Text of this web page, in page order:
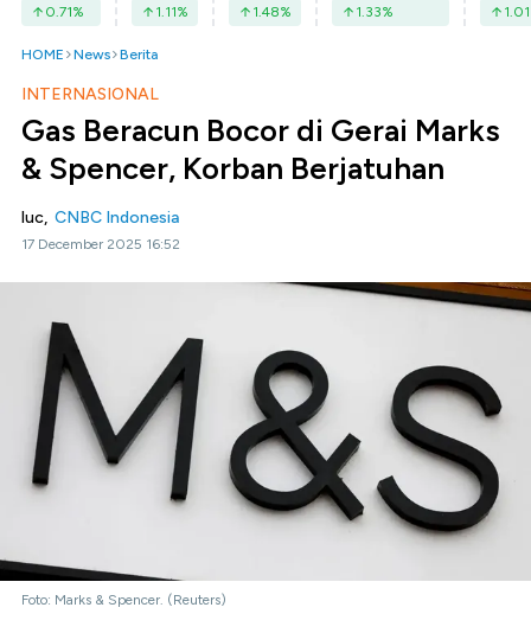
0.71% 1.11% 1.48% 1.33% 1.01
HOME News Berita
INTERNASIONAL
Gas Beracun Bocor di Gerai Marks
& Spencer, Korban Berjatuhan
luc, CNBC Indonesia
17 December 2025 16:52
Foto: Marks & Spencer. (Reuters)